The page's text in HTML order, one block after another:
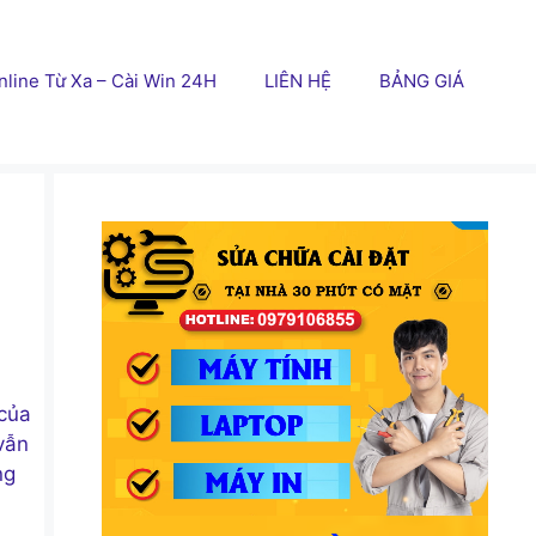
Từ Xa – Cài Win 24H LIÊN HỆ BẢNG GIÁ